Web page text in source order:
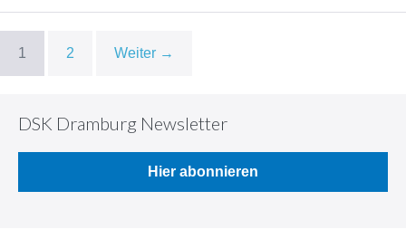
1 2 Weiter →
DSK Dramburg Newsletter
Hier abonnieren